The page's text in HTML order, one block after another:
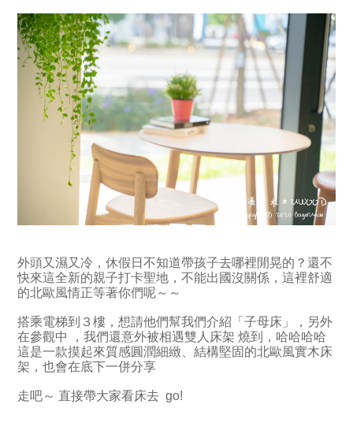
外頭又濕又冷，休假日不知道帶孩子去哪裡閒晃的？還不
快來這全新的親子打卡聖地，不能出國沒關係，這裡舒適
的北歐風情正等著你們呢～～
搭乘電梯到３樓，想請他們幫我們介紹「子母床」，另外
在參觀中 ，我們還意外被相遇雙人床架 燒到，哈哈哈哈
這是一款摸起來質感圓潤細緻、結構堅固的北歐風實木床
架，也會在底下一併分享
走吧～ 直接帶大家看床去 go!